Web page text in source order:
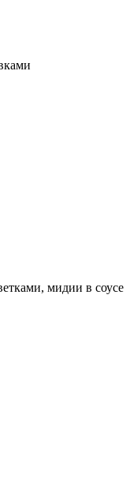
мидии в соусе